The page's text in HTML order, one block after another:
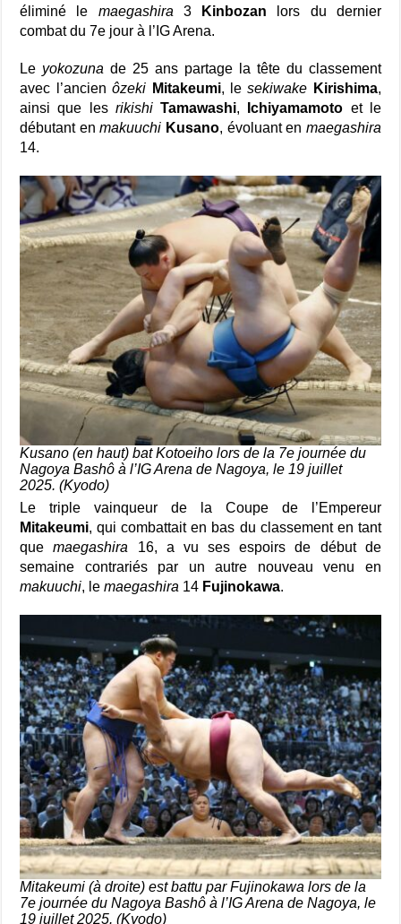
éliminé le maegashira 3 Kinbozan lors du dernier
combat du 7e jour à l’IG Arena.
Le yokozuna de 25 ans partage la tête du classement
avec l’ancienôzeki Mitakeumi, lesekiwake Kirishima,
ainsi que les rikishi Tamawashi, Ichiyamamoto et le
débutant enmakuuchi Kusano, évoluant en maegashira
14.
Kusano (en haut) bat Kotoeiho lors de la 7e journée du
Nagoya Bashô à l’IG Arena de Nagoya, le 19 juillet
2025. (Kyodo)
Le triple vainqueur de la Coupe de l’Empereur
Mitakeumi, qui combattait en bas du classement en tant
quemaegashira 16, a vu ses espoirs de début de
semaine contrariés par un autre nouveau venu en
makuuchi, lemaegashira 14 Fujinokawa.
Mitakeumi (à droite) est battu par Fujinokawa lors de la
7e journée du Nagoya Bashô à l’IG Arena de Nagoya, le
19 juillet 2025. (Kyodo)